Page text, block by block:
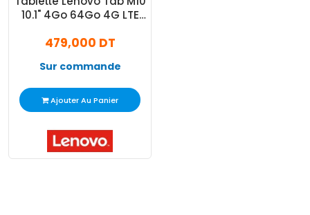
10.1" 4Go 64Go 4G LTE
479,000 DT
Sur commande
Ajouter Au Panier